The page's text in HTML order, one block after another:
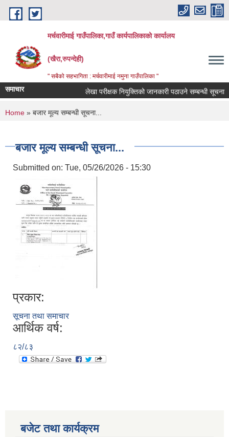
Skip to main content
मर्चवारीमाई गाउँपालिका,गाउँ कार्यपालिकाको कार्यालय
(खैरा,रुपन्देही)
" सबैको सहभागिता : मर्चवारीमाई नमुना गाउँपालिका "
समाचार लेखा परीक्षक नियुक्तिको जानकारी पठाउने सम्बन्धी सूचना
You are here
Home » बजार मूल्य सम्बन्धी सूचना...
बजार मूल्य सम्बन्धी सूचना...
Submitted on: Tue, 05/26/2026 - 15:30
प्रकार:
सूचना तथा समाचार
आर्थिक वर्ष:
८२/८३
बजेट तथा कार्यक्रम